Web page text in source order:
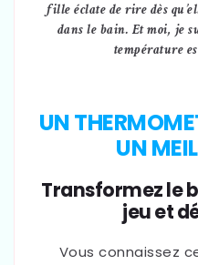
fille éclate de rire dès
dans le bain. Et moi, je
température
UN
UN
Transformez le
jeu et
Vous connaissez